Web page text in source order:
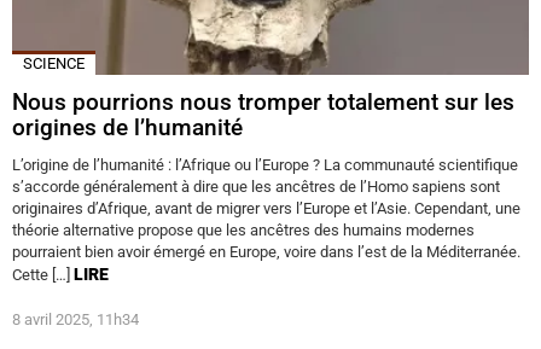
SCIENCE
Nous pourrions nous tromper totalement sur les
origines de l’humanité
L’origine de l’humanité : l’Afrique ou l’Europe ? La communauté scientifique
s’accorde généralement à dire que les ancêtres de l’Homo sapiens sont
originaires d’Afrique, avant de migrer vers l’Europe et l’Asie. Cependant, une
théorie alternative propose que les ancêtres des humains modernes
pourraient bien avoir émergé en Europe, voire dans l’est de la Méditerranée.
Cette […] LIRE
8 avril 2025, 11h34